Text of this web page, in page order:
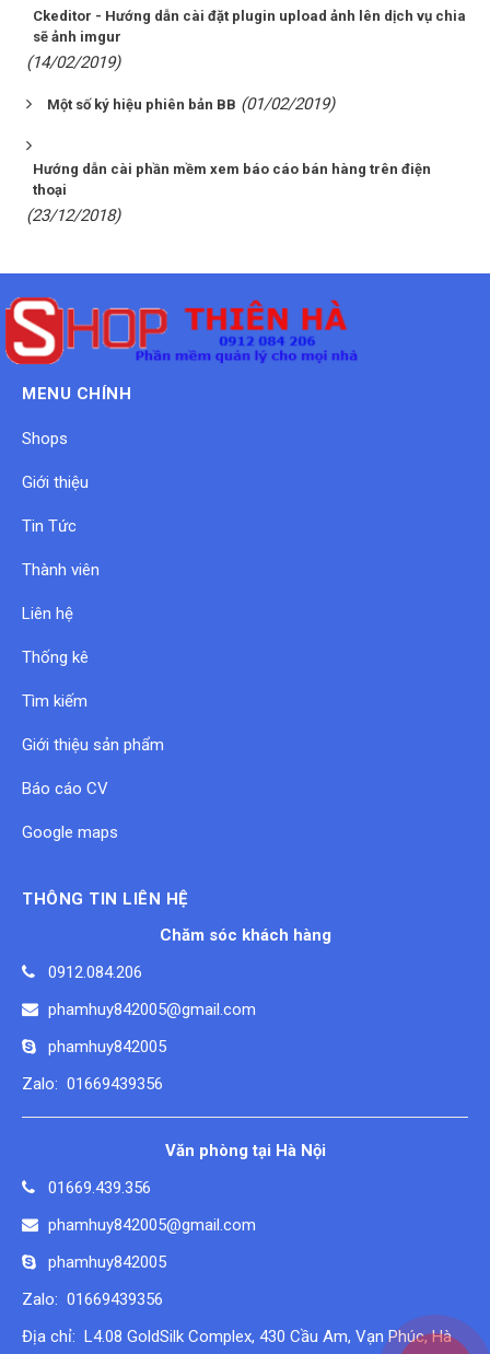
Ckeditor - Hướng dẫn cài đặt plugin upload ảnh lên dịch vụ chia
sẽ ảnh imgur
(14/02/2019)
Một số ký hiệu phiên bản BB (01/02/2019)
Hướng dẫn cài phần mềm xem báo cáo bán hàng trên điện
thoại
(23/12/2018)
MENU CHÍNH
Shops
Giới thiệu
Tin Tức
Thành viên
Liên hệ
Thống kê
Tìm kiếm
Giới thiệu sản phẩm
Báo cáo CV
Google maps
THÔNG TIN LIÊN HỆ
Chăm sóc khách hàng
0912.084.206
phamhuy842005@gmail.com
phamhuy842005
Zalo: 01669439356
Văn phòng tại Hà Nội
01669.439.356
phamhuy842005@gmail.com
phamhuy842005
Zalo: 01669439356
Địa chỉ: L4.08 GoldSilk Complex, 430 Cầu Am, Vạn Phúc, Hà